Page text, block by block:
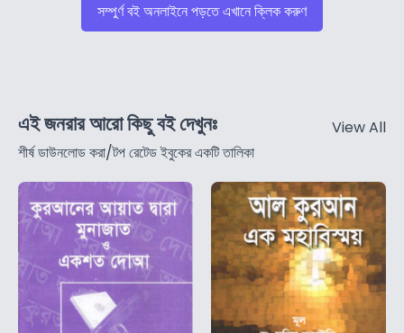
সম্পুর্ণ বই অনলাইনে পড়তে এখানে ক্লিক করুণ
এই জনরার আরো কিছু বই দেখুনঃ
শীর্ষ ডাউনলোড করা/টপ রেটেড ইবুকের একটি তালিকা
View All